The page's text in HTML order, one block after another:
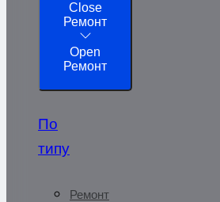
Close
Ремонт
Open
Ремонт
По
типу
Ремонт